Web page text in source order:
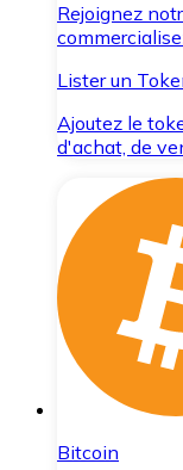
Rejoignez
Lister un
Ajoutez le
d'achat, de
Bitcoin